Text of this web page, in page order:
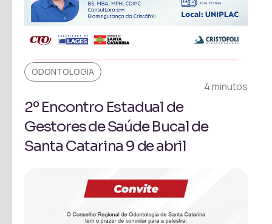
ODONTOLOGIA
4 minutos
2º Encontro Estadual de
Gestores de Saúde Bucal de
Santa Catarina 9 de abril